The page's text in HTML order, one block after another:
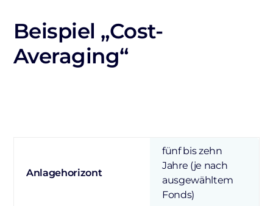
Beispiel „Cost-
Averaging“
Anlagehorizont
fünf bis zehn
Jahre (je nach
ausgewähltem
Fonds)